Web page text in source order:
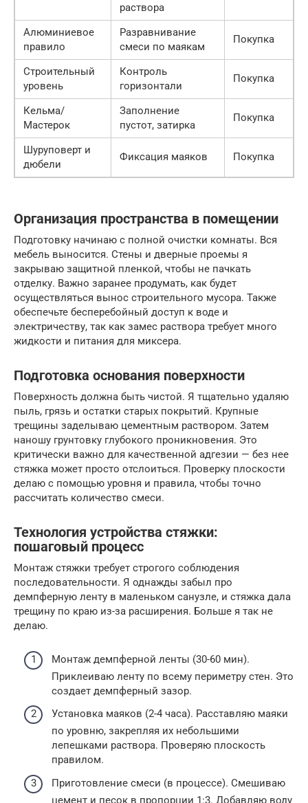
раствора
Алюминиевое
правило
Разравнивание
смеси по маякам
Покупка
Строительный
уровень
Контроль
горизонтали
Покупка
Кельма/
Мастерок
Заполнение
пустот, затирка
Покупка
Шуруповерт и
дюбели
Фиксация маяков Покупка
Организация пространства в помещении
Подготовку начинаю с полной очистки комнаты. Вся
мебель выносится. Стены и дверные проемы я
закрываю защитной пленкой, чтобы не пачкать
отделку. Важно заранее продумать, как будет
осуществляться вынос строительного мусора. Также
обеспечьте бесперебойный доступ к воде и
электричеству, так как замес раствора требует много
жидкости и питания для миксера.
Подготовка основания поверхности
Поверхность должна быть чистой. Я тщательно удаляю
пыль, грязь и остатки старых покрытий. Крупные
трещины заделываю цементным раствором. Затем
наношу грунтовку глубокого проникновения. Это
критически важно для качественной адгезии — без нее
стяжка может просто отслоиться. Проверку плоскости
делаю с помощью уровня и правила, чтобы точно
рассчитать количество смеси.
Технология устройства стяжки:
пошаговый процесс
Монтаж стяжки требует строгого соблюдения
последовательности. Я однажды забыл про
демпферную ленту в маленьком санузле, и стяжка дала
трещину по краю из-за расширения. Больше я так не
делаю.
Монтаж демпферной ленты (30-60 мин).
Приклеиваю ленту по всему периметру стен. Это
создает демпферный зазор.
Установка маяков (2-4 часа). Расставляю маяки
по уровню, закрепляя их небольшими
лепешками раствора. Проверяю плоскость
правилом.
Приготовление смеси (в процессе). Смешиваю
цемент и песок в пропорции 1:3. Добавляю воду